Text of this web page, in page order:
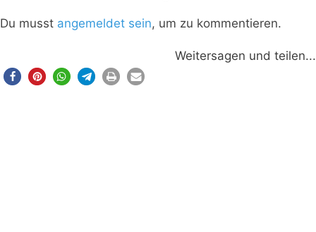
Du musst angemeldet sein, um zu kommentieren.
Weitersagen und teilen...